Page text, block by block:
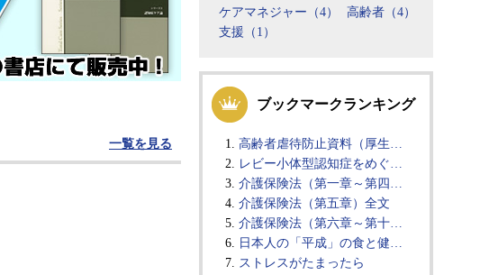
一覧を見る
ケアマネジャー（4）
高齢者（4）
支援（1）
ブックマークランキング
高齢者虐待防止資料（厚生…
レビー小体型認知症をめぐ…
介護保険法（第一章～第四…
介護保険法（第五章）全文
介護保険法（第六章～第十…
日本人の「平成」の食と健…
ストレスがたまったら